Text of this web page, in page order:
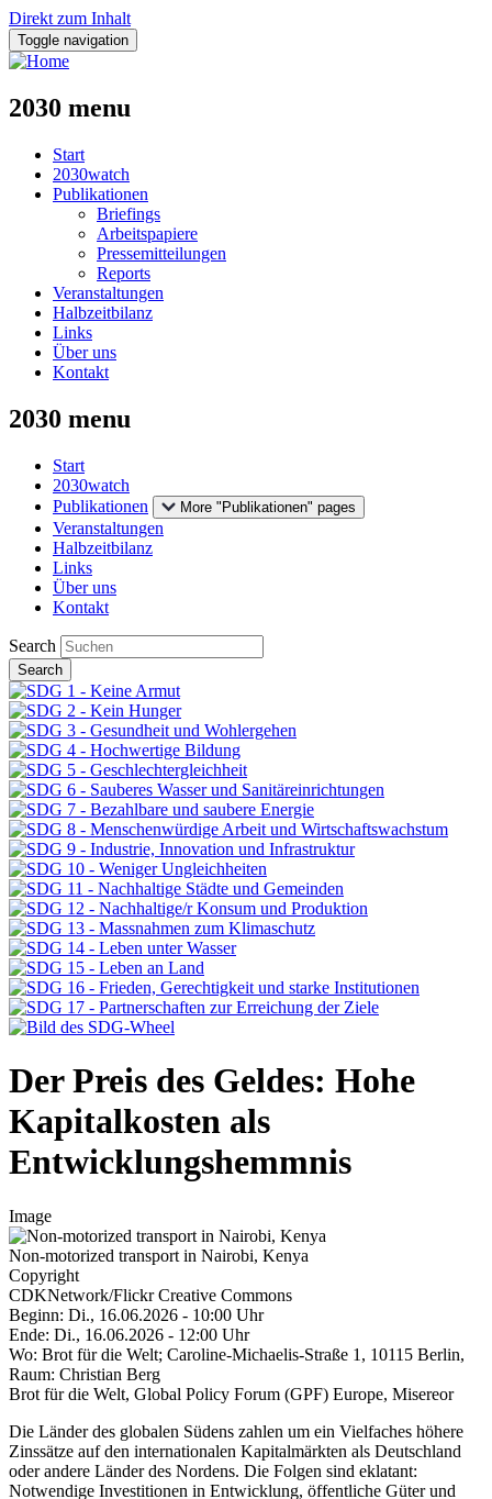
Direkt zum Inhalt
Toggle navigation
2030 menu
Start
2030watch
Publikationen
Briefings
Arbeitspapiere
Pressemitteilungen
Reports
Veranstaltungen
Halbzeitbilanz
Links
Über uns
Kontakt
2030 menu
Start
2030watch
Publikationen
More "Publikationen" pages
Veranstaltungen
Halbzeitbilanz
Links
Über uns
Kontakt
Search
Der Preis des Geldes: Hohe
Kapitalkosten als
Entwicklungshemmnis
Image
Non-motorized transport in Nairobi, Kenya
Copyright
CDKNetwork/Flickr Creative Commons
Beginn: Di., 16.06.2026 - 10:00 Uhr
Ende: Di., 16.06.2026 - 12:00 Uhr
Wo: Brot für die Welt; Caroline-Michaelis-Straße 1, 10115 Berlin,
Raum: Christian Berg
Brot für die Welt, Global Policy Forum (GPF) Europe, Misereor
Die Länder des globalen Südens zahlen um ein Vielfaches höhere
Zinssätze auf den internationalen Kapitalmärkten als Deutschland
oder andere Länder des Nordens. Die Folgen sind eklatant:
Notwendige Investitionen in Entwicklung, öffentliche Güter und